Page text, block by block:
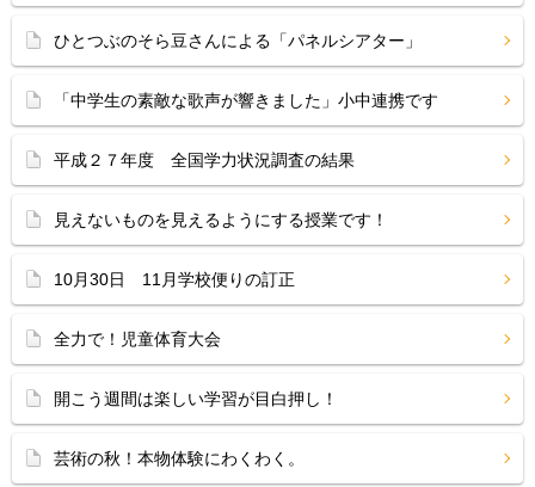
ひとつぶのそら豆さんによる「パネルシアター」
「中学生の素敵な歌声が響きました」小中連携です
平成２７年度 全国学力状況調査の結果
見えないものを見えるようにする授業です！
10月30日 11月学校便りの訂正
全力で！児童体育大会
開こう週間は楽しい学習が目白押し！
芸術の秋！本物体験にわくわく。